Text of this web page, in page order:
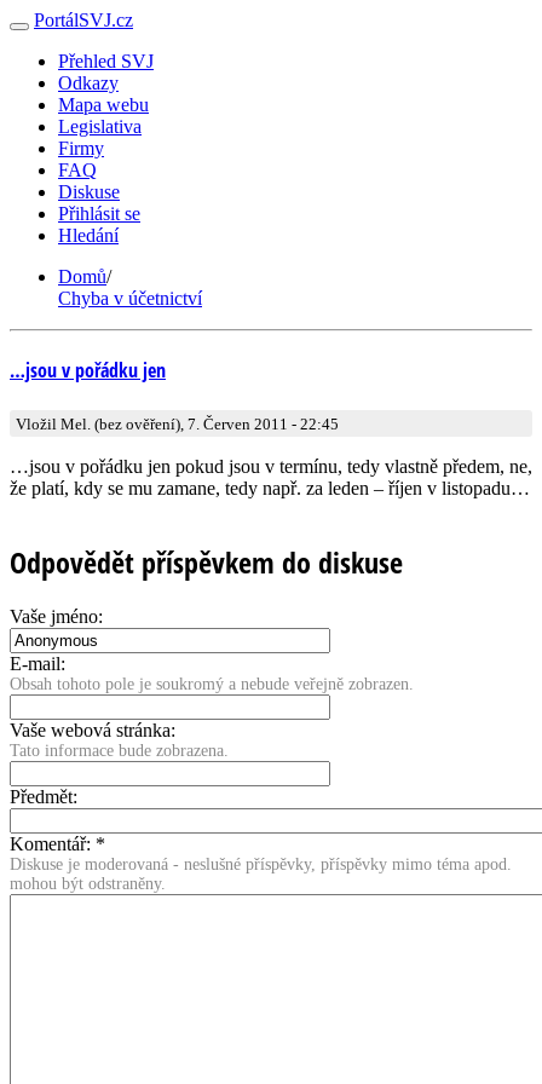
PortálSVJ.cz
Přehled SVJ
Odkazy
Mapa webu
Legislativa
Firmy
FAQ
Diskuse
Přihlásit se
Hledání
Domů/
Chyba v účetnictví
…jsou v pořádku jen
Vložil Mel. (bez ověření), 7. Červen 2011 - 22:45
…jsou v pořádku jen pokud jsou v termínu, tedy vlastně předem, ne,
že platí, kdy se mu zamane, tedy např. za leden – říjen v listopadu…
Odpovědět příspěvkem do diskuse
Vaše jméno:
E-mail:
Obsah tohoto pole je soukromý a nebude veřejně zobrazen.
Vaše webová stránka:
Tato informace bude zobrazena.
Předmět:
Komentář: *
Diskuse je moderovaná - neslušné příspěvky, příspěvky mimo téma apod.
mohou být odstraněny.